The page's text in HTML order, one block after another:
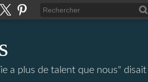
a plus de talent que nous"